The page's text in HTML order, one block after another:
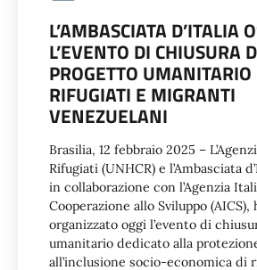
L’AMBASCIATA D’ITALIA
L’EVENTO DI CHIUSURA
PROGETTO UMANITARIO
RIFUGIATI E MIGRANTI
VENEZUELANI
Brasilia, 12 febbraio 2025 –
Rifugiati (UNHCR) e l’Ambasciata
in collaborazione con l’Agenzia
Cooperazione allo Sviluppo (AICS),
organizzato oggi l’evento di
umanitario dedicato alla
all’inclusione socio-economica di